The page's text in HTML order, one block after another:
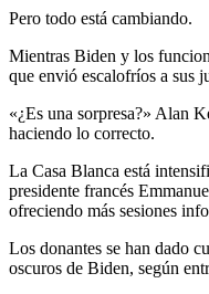
Pero todo está cambiando.
Mientras Biden y los
que envió escalofríos a sus
«¿Es una sorpresa?» Alan
haciendo lo correcto.
La Casa Blanca está
presidente francés
ofreciendo más sesiones
Los donantes se han dado
oscuros de Biden, según